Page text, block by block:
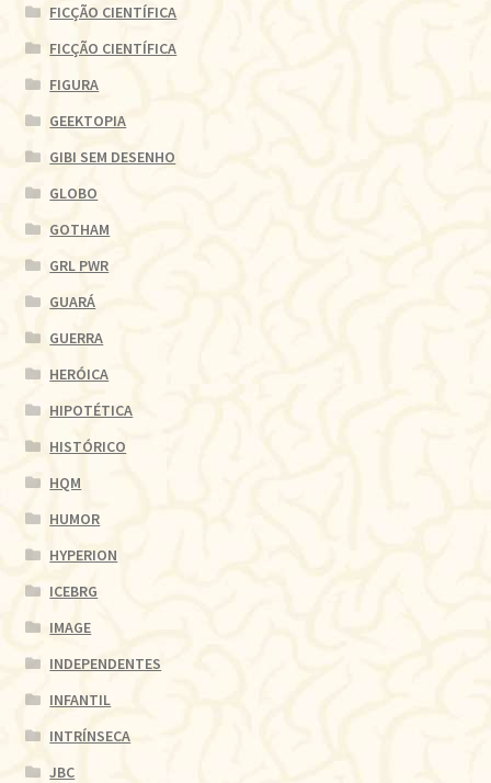
FICÇÃO CIENTÍFICA
FICÇÃO CIENTÍFICA
FIGURA
GEEKTOPIA
GIBI SEM DESENHO
GLOBO
GOTHAM
GRL PWR
GUARÁ
GUERRA
HERÓICA
HIPOTÉTICA
HISTÓRICO
HQM
HUMOR
HYPERION
ICEBRG
IMAGE
INDEPENDENTES
INFANTIL
INTRÍNSECA
JBC